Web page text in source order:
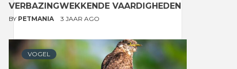
VERBAZINGWEKKENDE VAARDIGHEDEN
BY PETMANIA 3 JAAR AGO
VOGEL